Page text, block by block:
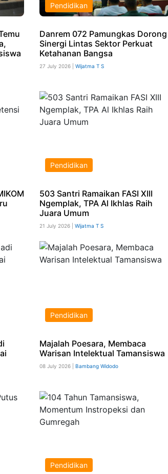
Pendidikan
Danrem 072 Pamungkas Dorong
Sinergi Lintas Sektor Perkuat
Ketahanan Bangsa
27 July 2026 | Wijatma T S
Pendidikan
503 Santri Ramaikan FASI XIII
Ngemplak, TPA Al Ikhlas Raih
Juara Umum
21 July 2026 | Wijatma T S
Pendidikan
Majalah Poesara, Membaca
Warisan Intelektual Tamansiswa
08 July 2026 | Bambang Widodo
Pendidikan